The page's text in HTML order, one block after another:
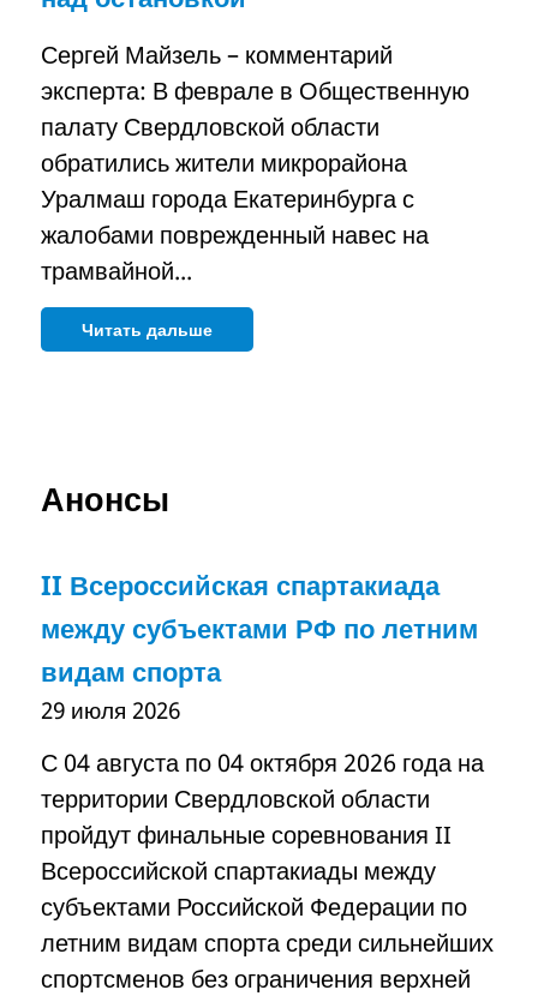
Сергей Майзель – комментарий
эксперта: В феврале в Общественную
палату Свердловской области
обратились жители микрорайона
Уралмаш города Екатеринбурга с
жалобами поврежденный навес на
трамвайной...
Читать дальше
Анонсы
II Всероссийская спартакиада
между субъектами РФ по летним
видам спорта
29 июля 2026
С 04 августа по 04 октября 2026 года на
территории Свердловской области
пройдут финальные соревнования II
Всероссийской спартакиады между
субъектами Российской Федерации по
летним видам спорта среди сильнейших
спортсменов без ограничения верхней